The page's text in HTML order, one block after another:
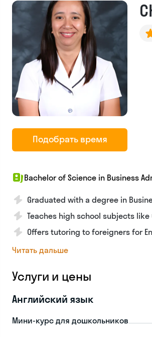
Подобрать время
Bachelor of Science in Business
Graduated with a degree in
Teaches high school subjects
Offers tutoring to foreigners for
Читать дальше
Услуги и цены
Английский язык
Мини-курс для дошкольников